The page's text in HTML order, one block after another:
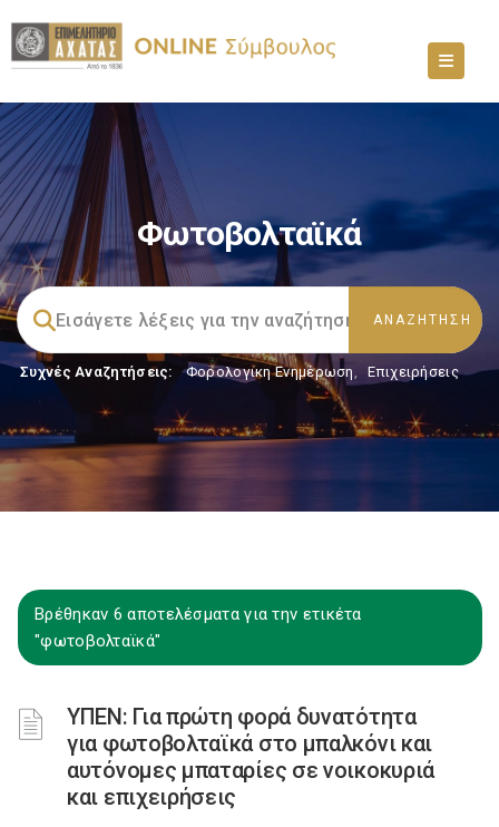
Φωτοβολταϊκά
Συχνές Αναζητήσεις: Φορολογικη Ενημέρωση , Επιχειρήσεις
Βρέθηκαν 6 αποτελέσματα για την ετικέτα
"φωτοβολταϊκά"
ΥΠΕΝ: Για πρώτη φορά δυνατότητα
για φωτοβολταϊκά στο μπαλκόνι και
αυτόνομες μπαταρίες σε νοικοκυριά
και επιχειρήσεις